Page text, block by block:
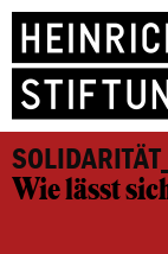
Wie lässt